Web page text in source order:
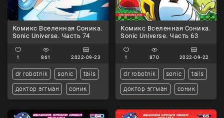
Комикс Вселенная Соника.
Sonic Universe. Часть 74
1 861 2022-09-23
dr robotnik sonic tails
доктор эггман соник
Комикс Вселенная Соника.
Sonic Universe. Часть 63
1 870 2022-09-22
dr robotnik sonic tails
доктор эггман соник